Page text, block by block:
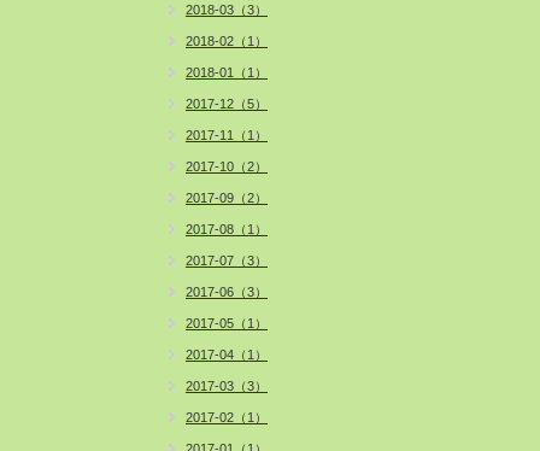
2018-03（3）
2018-02（1）
2018-01（1）
2017-12（5）
2017-11（1）
2017-10（2）
2017-09（2）
2017-08（1）
2017-07（3）
2017-06（3）
2017-05（1）
2017-04（1）
2017-03（3）
2017-02（1）